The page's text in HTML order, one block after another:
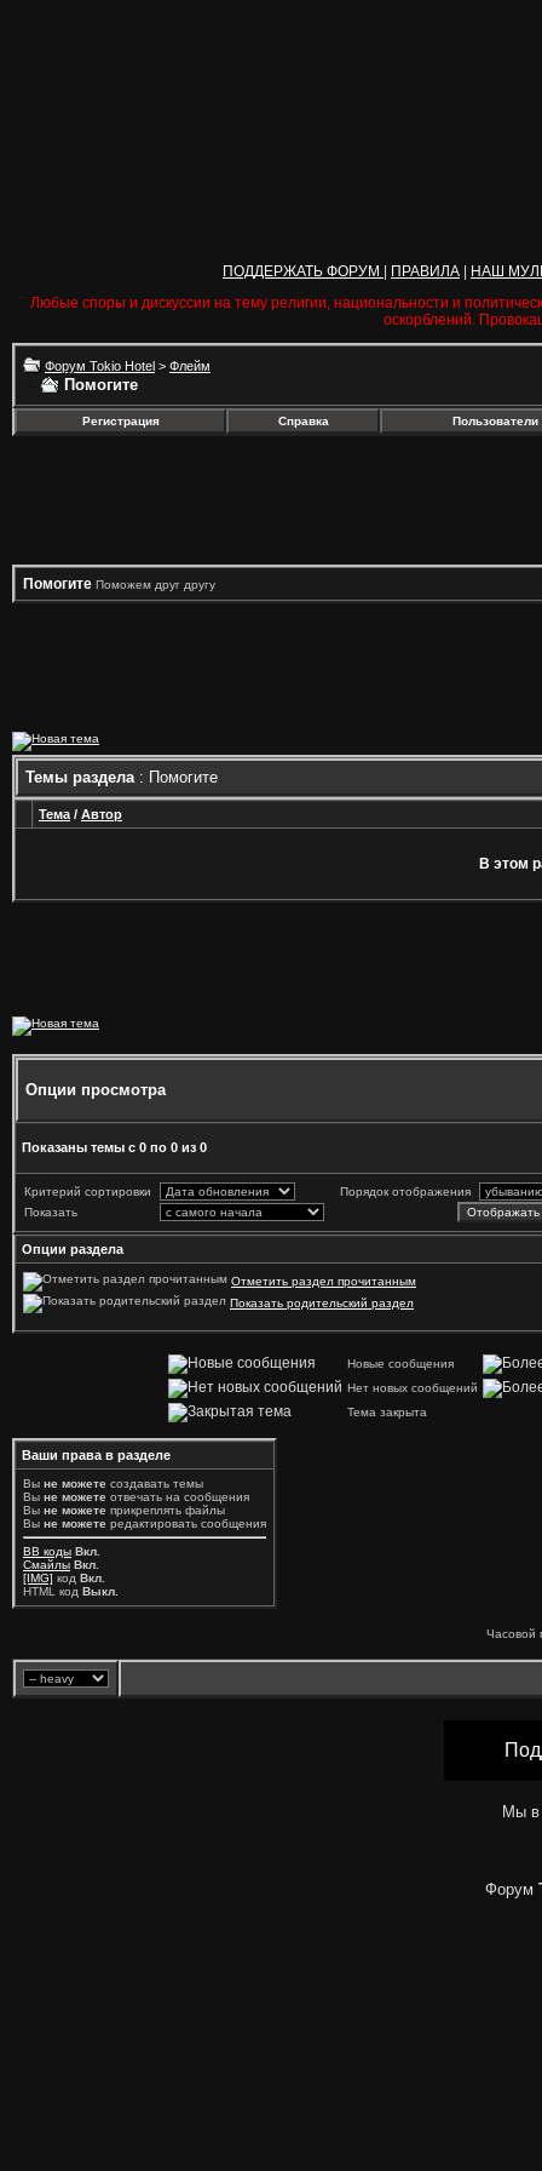
ПОДДЕРЖАТЬ ФОРУМ ПРАВИЛА
НАШ
Любые споры и дискуссии на тему религии, национальности и
оскорблений.
Форум Tokio Hotel > Флейм
Помогите
Регистрация Справка Пользователи
Помогите Поможем друг другу
Темы раздела: Помогите
Тема / Автор
В этом
Опции просмотра
Показаны темы с 0 по 0 из 0
Критерий сортировки
Порядок отображения
Показать
Опции раздела
Отметить раздел прочитанным
Показать родительский раздел
Новые сообщения
Нет новых сообщений
Тема закрыта
Ваши права в разделе
Вы не можете создавать темы
Вы не можете отвечать на сообщения
Вы не можете прикреплять файлы
Вы не можете редактировать сообщения
BB коды Вкл.
Смайлы Вкл.
[IMG] код Вкл.
HTML код Выкл.
Часовой
Мы в
Форум